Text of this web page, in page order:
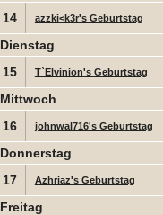
14
azzki<k3r's Geburtstag
Dienstag
15
T`Elvinion's Geburtstag
Mittwoch
16
johnwal716's Geburtstag
Donnerstag
17
Azhriaz's Geburtstag
Freitag